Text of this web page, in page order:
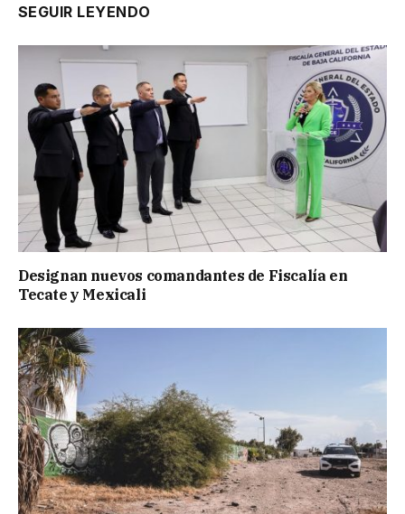
SEGUIR LEYENDO
Designan nuevos comandantes de Fiscalía en
Tecate y Mexicali